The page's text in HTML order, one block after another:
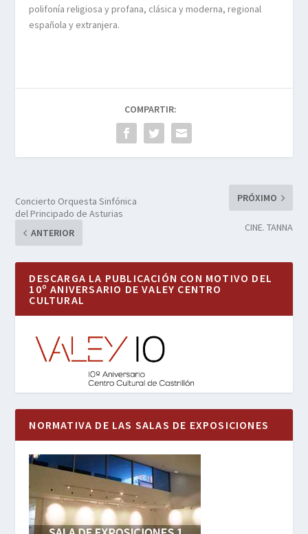
polifonía religiosa y profana, clásica y moderna, regional
española y extranjera.
COMPARTIR:
Concierto Orquesta Sinfónica
del Principado de Asturias
ANTERIOR
PRÓXIMO
CINE. TANNA
DESCARGA LA PUBLICACIÓN CON MOTIVO DEL
10º ANIVERSARIO DE VALEY CENTRO
CULTURAL
NORMATIVA DE LAS SALAS DE EXPOSICIONES